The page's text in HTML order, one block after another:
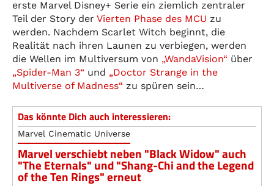
erste Marvel Disney+ Serie ein ziemlich zentraler
Teil der Story der Vierten Phase des MCU zu
werden. Nachdem Scarlet Witch beginnt, die
Realität nach ihren Launen zu verbiegen, werden
die Wellen im Multiversum von „WandaVision“ über
„Spider-Man 3“ und „Doctor Strange in the
Multiverse of Madness“ zu spüren sein…
Das könnte Dich auch interessieren:
Marvel Cinematic Universe
Marvel verschiebt neben "Black Widow" auch
"The Eternals" und "Shang-Chi and the Legend
of the Ten Rings" erneut